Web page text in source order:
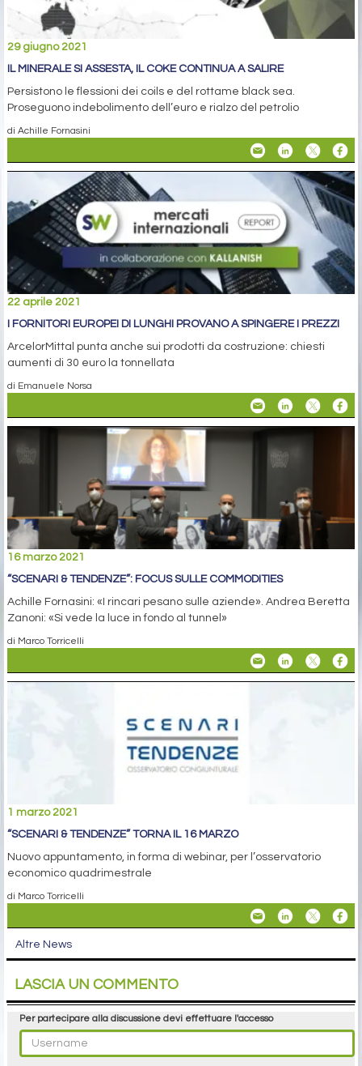
29 giugno 2021
IL MINERALE SI ASSESTA, IL COKE CONTINUA A SALIRE
Persistono le flessioni dei coils e del rottame black sea.
Proseguono indebolimento dell’euro e rialzo del petrolio
di Achille Fornasini
22 aprile 2021
I FORNITORI EUROPEI DI LUNGHI PROVANO A SPINGERE I PREZZI
ArcelorMittal punta anche sui prodotti da costruzione: chiesti
aumenti di 30 euro la tonnellata
di Emanuele Norsa
16 marzo 2021
“SCENARI & TENDENZE”: FOCUS SULLE COMMODITIES
Achille Fornasini: «I rincari pesano sulle aziende». Andrea Beretta
Zanoni: «Si vede la luce in fondo al tunnel»
di Marco Torricelli
1 marzo 2021
“SCENARI & TENDENZE” TORNA IL 16 MARZO
Nuovo appuntamento, in forma di webinar, per l’osservatorio
economico quadrimestrale
di Marco Torricelli
Altre News
LASCIA UN COMMENTO
Per partecipare alla discussione devi effettuare l'accesso